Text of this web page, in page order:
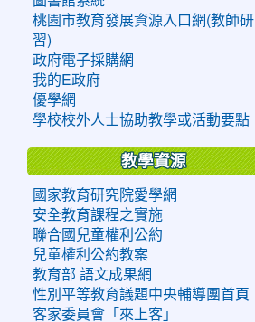
桃園市教育發展資源入口網(教師研
習)
政府電子採購網
我的E政府
優學網
學校校外人士協助教學或活動要點
教學資源
國家教育研究院愛學網
安全教育課程之實施
聯合國兒童權利公約
兒童權利公約教案
教育部 語文成果網
性別平等教育議題中央輔導團首頁
客家委員會「來上客」